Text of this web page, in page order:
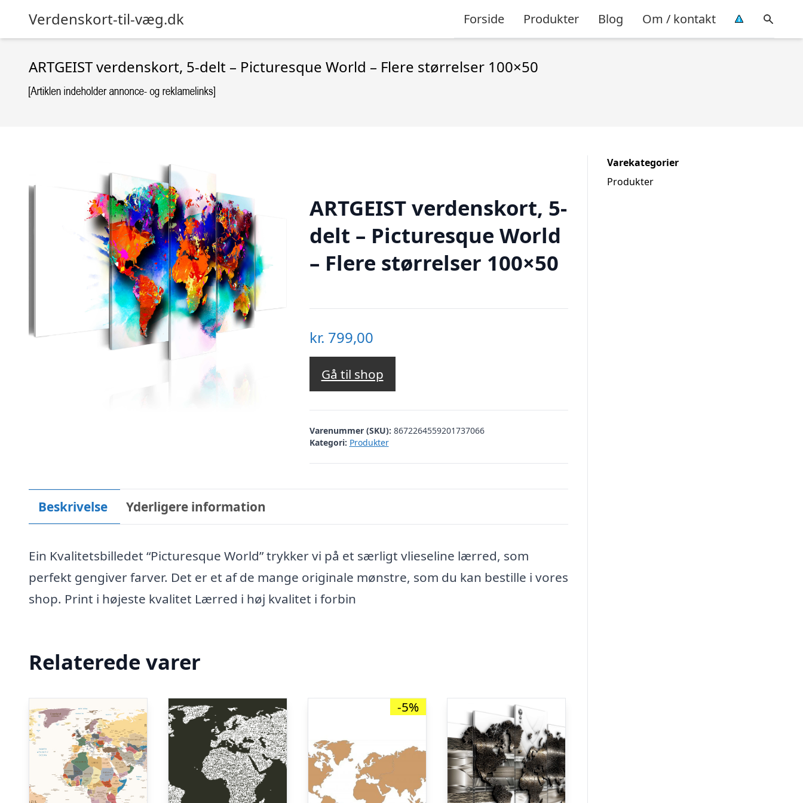
Verdenskort-til-væg.dk Forside Produkter Blog Om / kontakt
ARTGEIST verdenskort, 5-delt – Picturesque World – Flere størrelser 100×50
ARTGEIST verdenskort, 5-
delt – Picturesque World
– Flere størrelser 100×50
kr. 799,00
Gå til shop
Varenummer (SKU): 8672264559201737066
Kategori: Produkter
Beskrivelse Yderligere information
Ein Kvalitetsbilledet “Picturesque World” trykker vi på et særligt vlieseline lærred, som
perfekt gengiver farver. Det er et af de mange originale mønstre, som du kan bestille i vores
shop. Print i højeste kvalitet Lærred i høj kvalitet i forbin
Relaterede varer
-5%
Varekategorier
Produkter